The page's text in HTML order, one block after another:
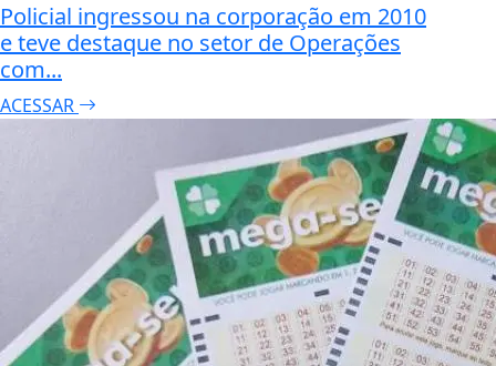
Policial ingressou na corporação em 2010
e teve destaque no setor de Operações
com...
ACESSAR